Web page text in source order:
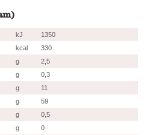
kJ
1350
kcal
330
g
2,5
g
0,3
g
11
g
59
g
0,5
g
0